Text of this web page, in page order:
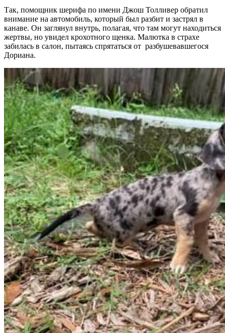
Так, помощник шерифа по имени Джош Толливер обратил
внимание на автомобиль, который был разбит и застрял в
канаве. Он заглянул внутрь, полагая, что там могут находиться
жертвы, но увидел крохотного щенка. Малютка в страхе
забилась в салон, пытаясь спрятаться от разбушевавшегося
Дориана.